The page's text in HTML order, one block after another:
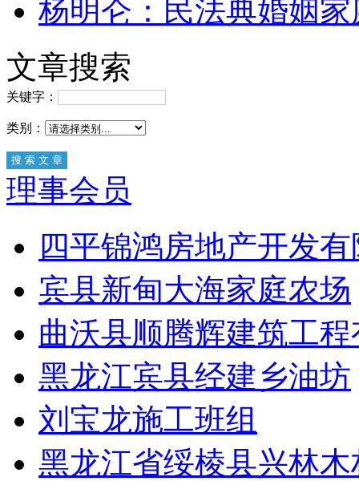
杨明仑：民法典婚姻
文章搜索
关键字：
类别：
理事会员
四平锦鸿房地产开发
宾县新甸大海家庭农场
曲沃县顺腾辉建筑工
黑龙江宾县经建乡油坊
刘宝龙施工班组
黑龙江省绥棱县兴林